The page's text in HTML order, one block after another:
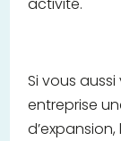
activité.
Si vous
entreprise